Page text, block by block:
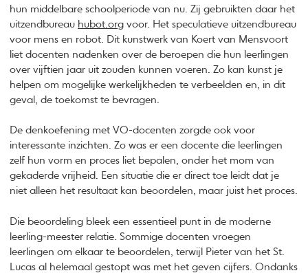
hun middelbare schoolperiode van nu. Zij gebruikten daar het
uitzendbureau hubot.org voor. Het speculatieve uitzendbureau
voor mens en robot. Dit kunstwerk van Koert van Mensvoort
liet docenten nadenken over de beroepen die hun leerlingen
over vijftien jaar uit zouden kunnen voeren. Zo kan kunst je
helpen om mogelijke werkelijkheden te verbeelden en, in dit
geval, de toekomst te bevragen.
De denkoefening met VO-docenten zorgde ook voor
interessante inzichten. Zo was er een docente die leerlingen
zelf hun vorm en proces liet bepalen, onder het mom van
gekaderde vrijheid. Een situatie die er direct toe leidt dat je
niet alleen het resultaat kan beoordelen, maar juist het proces.
Die beoordeling bleek een essentieel punt in de moderne
leerling-meester relatie. Sommige docenten vroegen
leerlingen om elkaar te beoordelen, terwijl Pieter van het St.
Lucas al helemaal gestopt was met het geven cijfers. Ondanks